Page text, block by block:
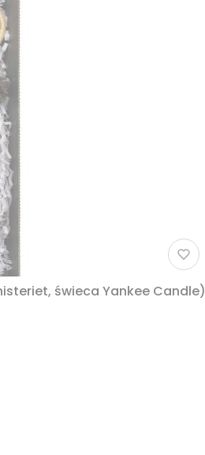
świeca Yankee Candle)